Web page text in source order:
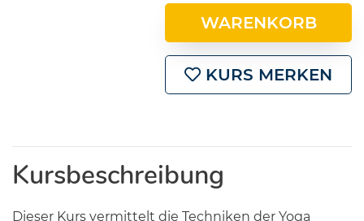
WARENKORB
KURS MERKEN
Kursbeschreibung
Dieser Kurs vermittelt die Techniken der Yoga